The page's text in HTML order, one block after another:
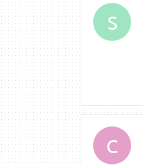
S
C